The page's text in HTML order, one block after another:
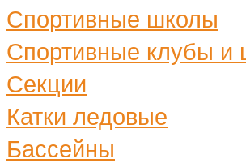
Спортивные школы
Спортивные клубы и
Секции
Катки ледовые
Бассейны